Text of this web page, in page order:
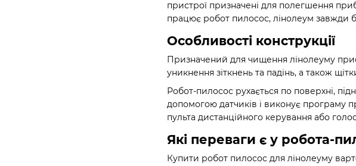
пристрої призначені для полегшення
працює робот пилосос, лінолеум завжди
Особливості конструкції
Призначений для чищення лінолеуму
уникнення зіткнень та падінь, а також
Робот-пилосос рухається по поверхні,
допомогою датчиків і виконує
пульта дистанційного керування або
Які переваги є у робота-
Купити робот пилосос для лінолеуму